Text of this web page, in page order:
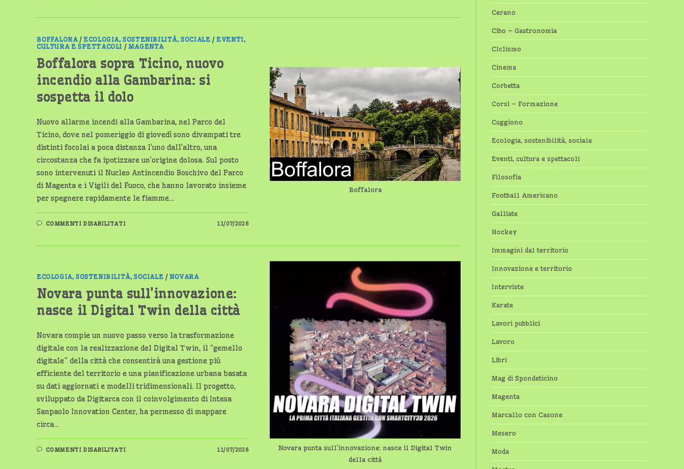
PLUS”
PER
L’ANNO
BOFFALORA/ ECOLOGIA, SOSTENIBILITÀ, SOCIALE / EVENTI,
CULTURA E SPETTACOLI / MAGENTA
Boffalora sopra Ticino, nuovo
incendio alla Gambarina: si
sospetta il dolo
Nuovo allarme incendi alla Gambarina, nel Parco del
Ticino, dove nel pomeriggio di giovedì sono divampati tre
distinti focolai a poca distanza l’uno dall’altro, una
circostanza che fa ipotizzare un’origine dolosa. Sul posto
sono intervenuti il Nucleo Antincendio Boschivo del Parco
di Magenta e i Vigili del Fuoco, che hanno lavorato insieme
per spegnere rapidamente le fiamme…
COMMENTI DISABILITATISU
SI
SOSPETTA
IL
DOLO
11/07/2026
Boffalora
ECOLOGIA, SOSTENIBILITÀ, SOCIALE /NOVARA
Novara punta sull’innovazione:
nasce il Digital Twin della città
Novara compie un nuovo passo verso la trasformazione
digitale con la realizzazione del Digital Twin, il “gemello
digitale” della città che consentirà una gestione più
efficiente del territorio e una pianificazione urbana basata
su dati aggiornati e modelli tridimensionali. Il progetto,
sviluppato da Digitarca con il coinvolgimento di Intesa
Sanpaolo Innovation Center, ha permesso di mappare
circa…
COMMENTI DISABILITATISU 11/07/2026
Novara punta sull’innovazione: nasce il Digital Twin
della città
Cerano
Cibo – Gastronomia
CIclismo
Cinema
Corbetta
Corsi – Formazione
Cuggiono
Ecologia, sostenibilità, sociale
Eventi, cultura e spettacoli
Filosofia
Football Americano
Galliate
Hockey
Immagini dal territorio
Innovazione e territorio
Interviste
Karate
Lavori pubblici
Lavoro
Libri
Mag di Spondeticino
Magenta
Marcallo con Casone
Mesero
Moda